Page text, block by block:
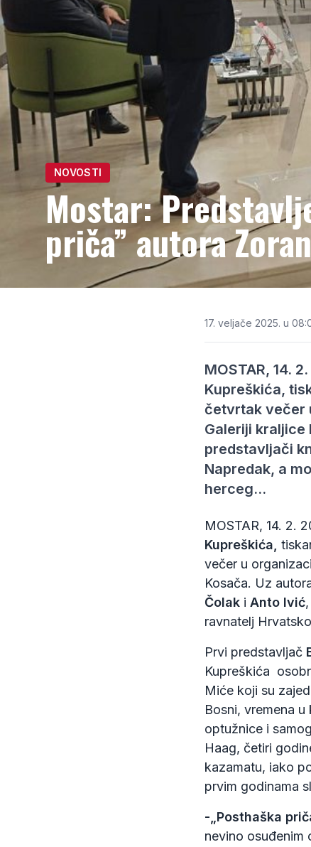
NOVOSTI
Mostar:
priča” autora
17. veljače 2025. u
MOSTAR, 14.
Kupreškića,
četvrtak večer
Galeriji kraljice
predstavljači
Napredak, a
herceg…
MOSTAR, 14. 2.
Kupreškića,
večer u
Kosača. Uz
Čolak i Anto Ivić
ravnatelj
Prvi predstavljač
Kupreškića
Miće koji su
Bosni, vremena
optužnice i
Haag, četiri
kazamatu, iako
prvim godinama
-„Posthaška
nevino osuđenim